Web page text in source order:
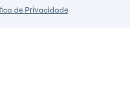
de Privacidade